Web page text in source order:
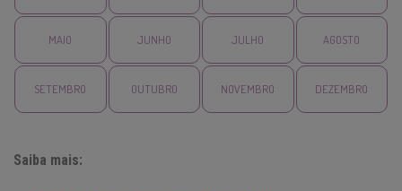
MAIO JUNHO JULHO AGOSTO
SETEMBRO OUTUBRO NOVEMBRO DEZEMBRO
Saiba mais: